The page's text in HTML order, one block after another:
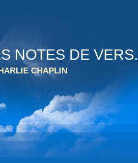
NOTES DE
CHAPLIN